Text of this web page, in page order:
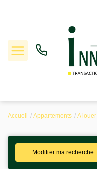
Locations
Accueil Appartements A louer
Modifier ma recherche